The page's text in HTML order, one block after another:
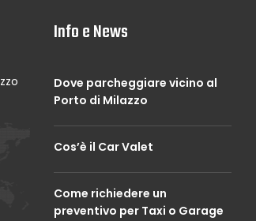
Info e News
Dove parcheggiare vicino al
Porto di Milazzo
Cos’è il Car Valet
Come richiedere un
preventivo per Taxi o Garage